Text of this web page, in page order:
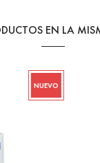
EN LA
NUEVO